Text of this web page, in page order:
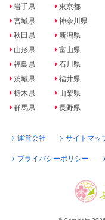
岩手県
宮城県
秋田県
山形県
福島県
茨城県
栃木県
群馬県
東京都
神奈川県
新潟県
富山県
石川県
福井県
山梨県
長野県
運営会社 サイトマッ
プライバシーポリシー